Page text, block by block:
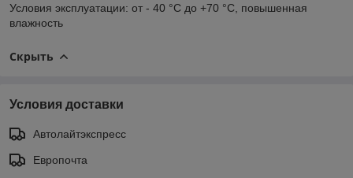
Условия эксплуатации: от - 40 °C до +70 °C, повышенная
влажность
Скрыть
Условия доставки
Автолайтэкспресс
Европочта